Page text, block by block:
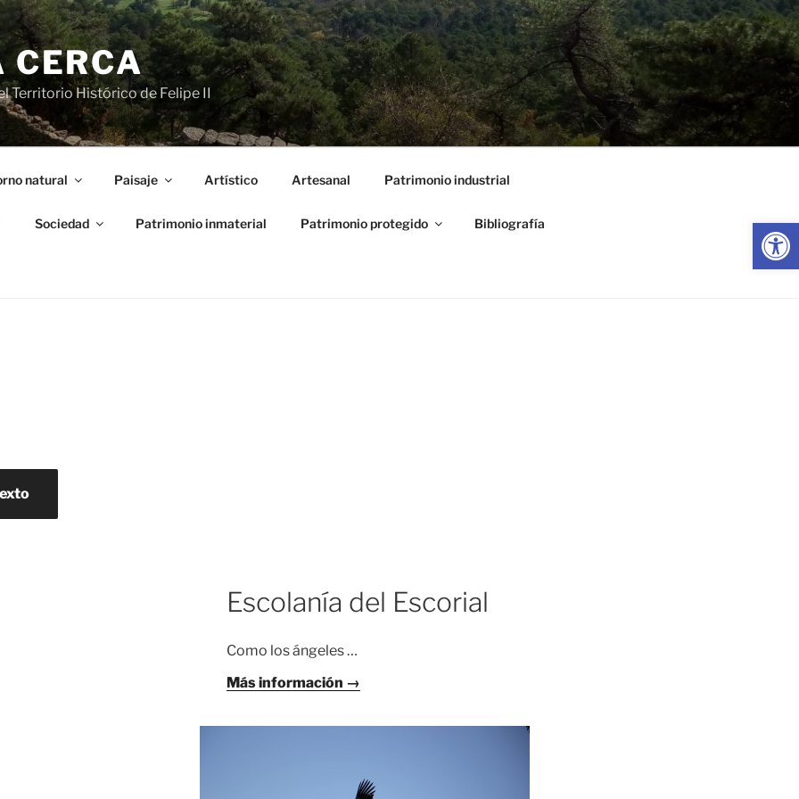
Abrir
CERCA
Territorio Histórico de Felipe II
natural Paisaje Artístico Artesanal Patrimonio industrial
Sociedad Patrimonio inmaterial Patrimonio protegido Bibliografía
Escolanía del Escorial
Como los ángeles …
Más información →